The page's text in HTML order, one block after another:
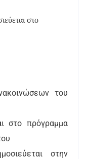
στο
του
στο πρόγραμμα
στην